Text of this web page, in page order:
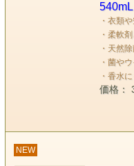
・衣類
・柔軟
・天然
・菌や
・香水
価格：
NEW